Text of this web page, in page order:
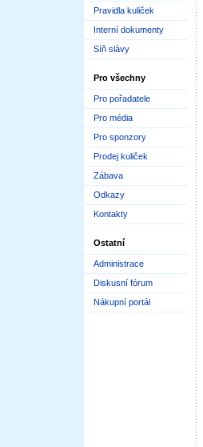
Pravidla kuliček
Interní dokumenty
Síň slávy
Pro všechny
Pro pořadatele
Pro média
Pro sponzory
Prodej kuliček
Zábava
Odkazy
Kontakty
Ostatní
Administrace
Diskusní fórum
Nákupní portál